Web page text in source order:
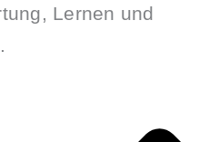
Lernen und